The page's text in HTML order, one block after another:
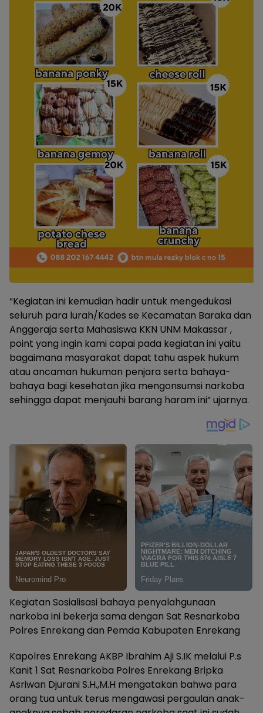
“Kegiatan ini kemudian hadir untuk mengedukasi
seluruh para lurah/Kades se Kecamatan Baraka dan
Anggeraja serta Mahasiswa KKN UNM Makassar ,
point yang ingin kami capai pada kegiatan ini yaitu
bagaimana masyarakat dapat tahu aspek hukum
atau ancaman hukuman penjara serta bahaya-
bahaya bagi kesehatan jika mengonsumsi narkoba
sehingga dapat menjauhi barang haram ini” ujarnya.
Kegiatan Sosialisasi bahaya penyalahgunaan
narkoba ini bekerja sama dengan Sat Resnarkoba
Polres Enrekang dan Pemda Kabupaten Enrekang
Kapolres Enrekang AKBP Ibrahim Aji S.IK melalui P.s
Kanit 1 Sat Resnarkoba Polres Enrekang Bripka
Asriwan Djurani S.H.,M.H mengatakan bahwa para
orang tua untuk terus mengawasi pergaulan anak-